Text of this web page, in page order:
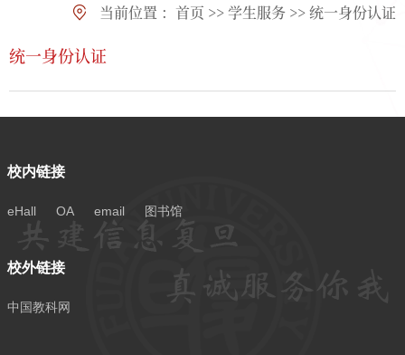
当前位置 ： 首页 >> 学生服务 >>统一身份认证
统一身份认证
校内链接
eHall OA email 图书馆
校外链接
中国教科网